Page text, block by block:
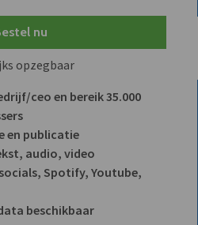
nu
opzegbaar
ceo en bereik 35.000
en publicatie
audio, video
Spotify, Youtube,
beschikbaar